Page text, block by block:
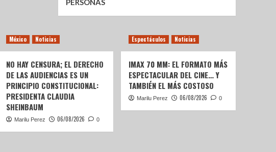
PERSONAS
México Noticias
NO HAY CENSURA; EL DERECHO
DE LAS AUDIENCIAS ES UN
PRINCIPIO CONSTITUCIONAL:
PRESIDENTA CLAUDIA
SHEINBAUM
Marilu Perez 06/08/2026 0
Espectáculos Noticias
IMAX 70 MM: EL FORMATO MÁS
ESPECTACULAR DEL CINE… Y
TAMBIÉN EL MÁS COSTOSO
Marilu Perez 06/08/2026 0